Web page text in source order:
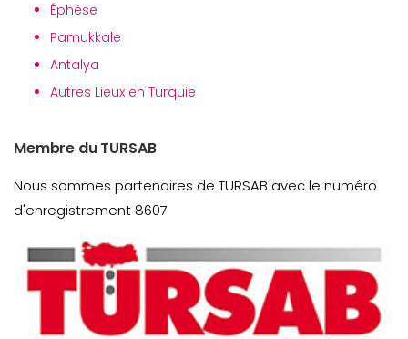
Éphèse
Pamukkale
Antalya
Autres Lieux en Turquie
Membre du TURSAB
Nous sommes partenaires de TURSAB avec le numéro
d'enregistrement 8607